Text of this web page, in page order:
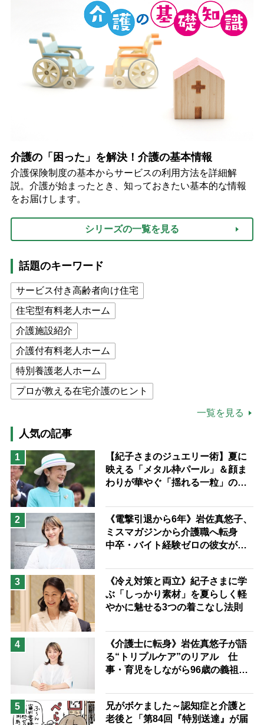
介護の「困った」を解決！介護の基本情報
介護保険制度の基本からサービスの利用方法を詳細解
説。介護が始まったとき、知っておきたい基本的な情報
をお届けします。
シリーズの一覧を見る
話題のキーワード
サービス付き高齢者向け住宅
住宅型有料老人ホーム
介護施設紹介
介護付有料老人ホーム
特別養護老人ホーム
プロが教える在宅介護のヒント
高木ブー
ケアマネジャー
猫が母になつきません
息子の遠距離介護サバイバル術
兄がボケました
予防法
一覧を見る
人気の記事
1
【紀子さまのジュエリー術】夏に
映える「メタル枠パール」＆顔ま
わりが華やぐ「揺れる一粒」の使
2
《電撃引退から6年》岩佐真悠子、
ミスマガジンから介護職へ転身
中卒・バイト経験ゼロの彼女が見
ながら自分らしくいられる」
3
《冷え対策と両立》紀子さまに学
ぶ「しっかり素材」を夏らしく軽
やかに魅せる3つの着こなし法則
4
《介護士に転身》岩佐真悠子が語
る“トリプルケア”のリアル 仕
事・育児をしながら96歳の義祖母
る「家での介護は“雑”でも気にし
ない」
5
兄がボケました～認知症と介護と
老後と「第84回『特別送達』が届